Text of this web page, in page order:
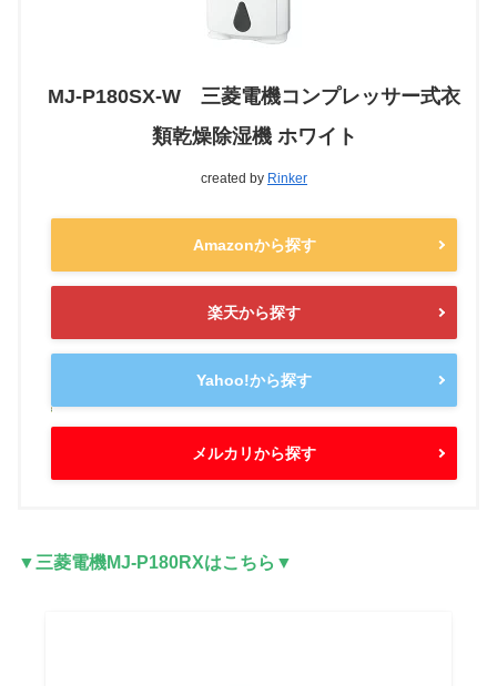
MJ-P180SX-W 三菱電機コンプレッサー式衣
類乾燥除湿機 ホワイト
created by Rinker
Amazonから探す
楽天から探す
Yahoo!から探す
メルカリから探す
▼三菱電機MJ-P180RXはこちら▼